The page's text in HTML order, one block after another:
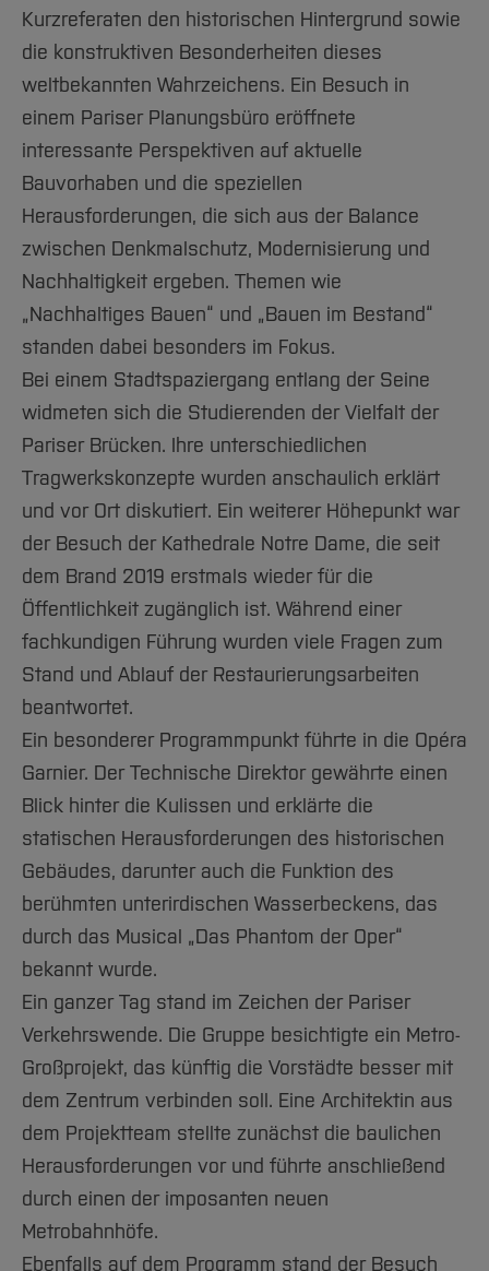
Kurzreferaten den historischen Hintergrund sowie
die konstruktiven Besonderheiten dieses
weltbekannten Wahrzeichens. Ein Besuch in
einem Pariser Planungsbüro eröffnete
interessante Perspektiven auf aktuelle
Bauvorhaben und die speziellen
Herausforderungen, die sich aus der Balance
zwischen Denkmalschutz, Modernisierung und
Nachhaltigkeit ergeben. Themen wie
„Nachhaltiges Bauen“ und „Bauen im Bestand“
standen dabei besonders im Fokus.
Bei einem Stadtspaziergang entlang der Seine
widmeten sich die Studierenden der Vielfalt der
Pariser Brücken. Ihre unterschiedlichen
Tragwerkskonzepte wurden anschaulich erklärt
und vor Ort diskutiert. Ein weiterer Höhepunkt war
der Besuch der Kathedrale Notre Dame, die seit
dem Brand 2019 erstmals wieder für die
Öffentlichkeit zugänglich ist. Während einer
fachkundigen Führung wurden viele Fragen zum
Stand und Ablauf der Restaurierungsarbeiten
beantwortet.
Ein besonderer Programmpunkt führte in die Opéra
Garnier. Der Technische Direktor gewährte einen
Blick hinter die Kulissen und erklärte die
statischen Herausforderungen des historischen
Gebäudes, darunter auch die Funktion des
berühmten unterirdischen Wasserbeckens, das
durch das Musical „Das Phantom der Oper“
bekannt wurde.
Ein ganzer Tag stand im Zeichen der Pariser
Verkehrswende. Die Gruppe besichtigte ein Metro-
Großprojekt, das künftig die Vorstädte besser mit
dem Zentrum verbinden soll. Eine Architektin aus
dem Projektteam stellte zunächst die baulichen
Herausforderungen vor und führte anschließend
durch einen der imposanten neuen
Metrobahnhöfe.
Ebenfalls auf dem Programm stand der Besuch